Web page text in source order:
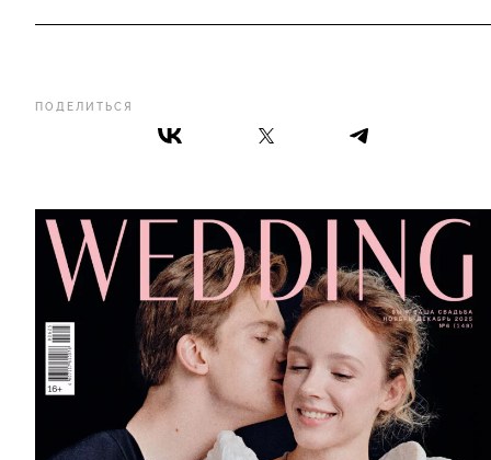
ПОДЕЛИТЬСЯ